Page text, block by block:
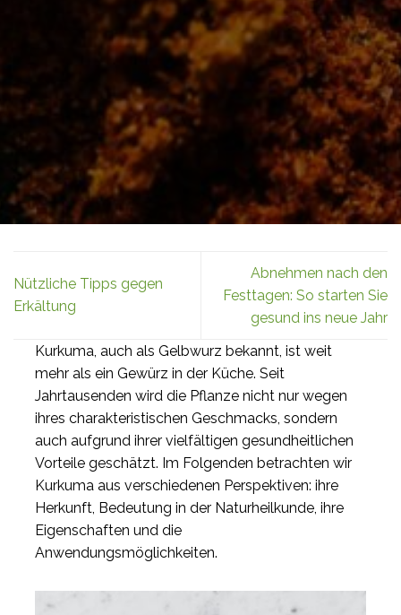
Kurkuma, auch als Gelbwurz bekannt, ist weit
mehr als ein Gewürz in der Küche. Seit
Jahrtausenden wird die Pflanze nicht nur wegen
ihres charakteristischen Geschmacks, sondern
auch aufgrund ihrer vielfältigen gesundheitlichen
Vorteile geschätzt. Im Folgenden betrachten wir
Kurkuma aus verschiedenen Perspektiven: ihre
Herkunft, Bedeutung in der Naturheilkunde, ihre
Eigenschaften und die
Anwendungsmöglichkeiten.
Nützliche Tipps gegen
Erkältung
Abnehmen nach den
Festtagen: So starten Sie
gesund ins neue Jahr